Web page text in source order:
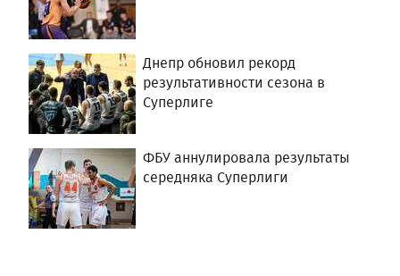
Днепр обновил рекорд
результативности сезона в
Суперлиге
ФБУ аннулировала результаты
середняка Суперлиги